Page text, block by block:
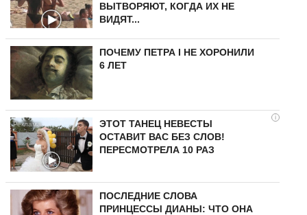
ВЫТВОРЯЮТ, КОГДА ИХ НЕ
ВИДЯТ...
ПОЧЕМУ ПЕТРА I НЕ ХОРОНИЛИ
6 ЛЕТ
i
ЭТОТ ТАНЕЦ НЕВЕСТЫ
ОСТАВИТ ВАС БЕЗ СЛОВ!
ПЕРЕСМОТРЕЛА 10 РАЗ
ПОСЛЕДНИЕ СЛОВА
ПРИНЦЕССЫ ДИАНЫ: ЧТО ОНА